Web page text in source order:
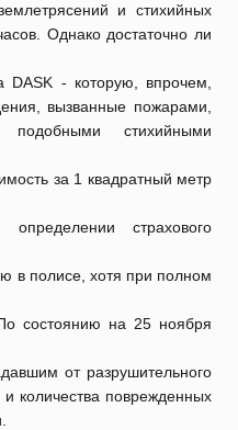
и стихийных
Однако достаточно ли
DASK - которую, впрочем,
вызванные пожарами,
стихийными
за 1 квадратный метр
страхового
в полисе, хотя при полном
состоянию на 25 ноября
от разрушительного
количества поврежденных